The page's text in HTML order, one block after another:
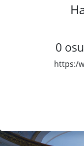
0
https:/